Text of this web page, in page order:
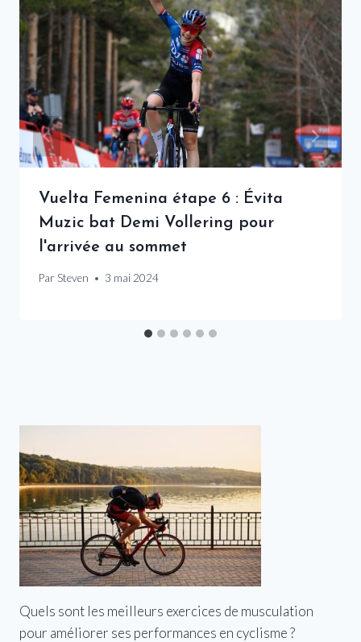
Vuelta Femenina étape 6 : Évita
Muzic bat Demi Vollering pour
l'arrivée au sommet
Par Steven 3 mai 2024
Quels sont les meilleurs exercices de musculation
pour améliorer ses performances en cyclisme ?